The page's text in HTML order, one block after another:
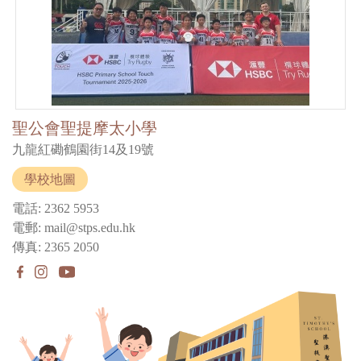
聖公會聖提摩太小學
九龍紅磡鶴園街14及19號
學校地圖
電話: 2362 5953
電郵: mail@stps.edu.hk
傳真: 2365 2050